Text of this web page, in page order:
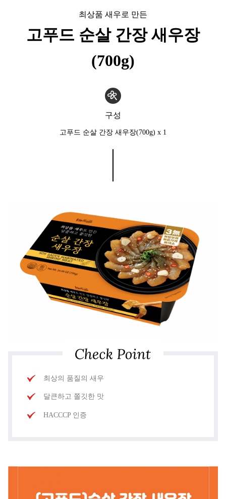
최상품 새우로 만든
고푸드 순살 간장 새우장
(700g)
구성
고푸드 순살 간장 새우장(700g) x 1
최상의 품질의 새우
달큰하고 쫄깃한 맛
HACCCP 인증